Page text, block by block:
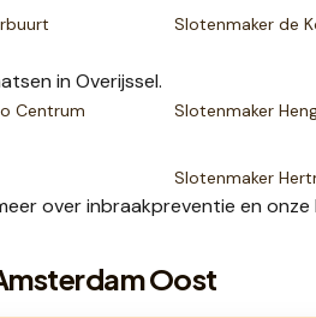
Slotenmaker de
in Overijssel.
Centrum Slotenmaker
Slotenmaker
overinbraakpreventie en onze
Oost